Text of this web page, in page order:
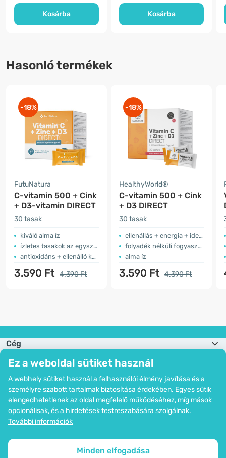
Ez a weboldal sütiket használ
A webhely sütiket használ a felhasználói élmény javítása és a
személyre szabott tartalmak biztosítása érdekében. Egyes sütik
elengedhetetlenek az oldal megfelelő működéséhez, míg mások
opcionálisak, és a hirdetések testreszabására szolgálnak.
További információk
Minden elfogadása
Kosárba Kosárba
Hasonló termékek
-18%
FutuNatura
C-vitamin 500 + Cink
+ D3-vitamin DIRECT
30 tasak
kiváló alma íz
ízletes tasakok az egyszerű használat érdekében
antioxidáns + ellenálló képesség + energia
3.590 Ft 4.390 Ft
-18%
HealthyWorld®
C-vitamin 500 + Cink
+ D3 DIRECT
30 tasak
ellenállás + energia + idegrendszer
folyadék nélküli fogyasztás
alma íz
3.590 Ft 4.390 Ft
Cég
Csatlakozzon hozzánk
Segítség és megrendelések
Bankkártyás fizetési lehetőség. A személyes adatok garantált védelme
SSL titkosítással.
Az oldal térképe